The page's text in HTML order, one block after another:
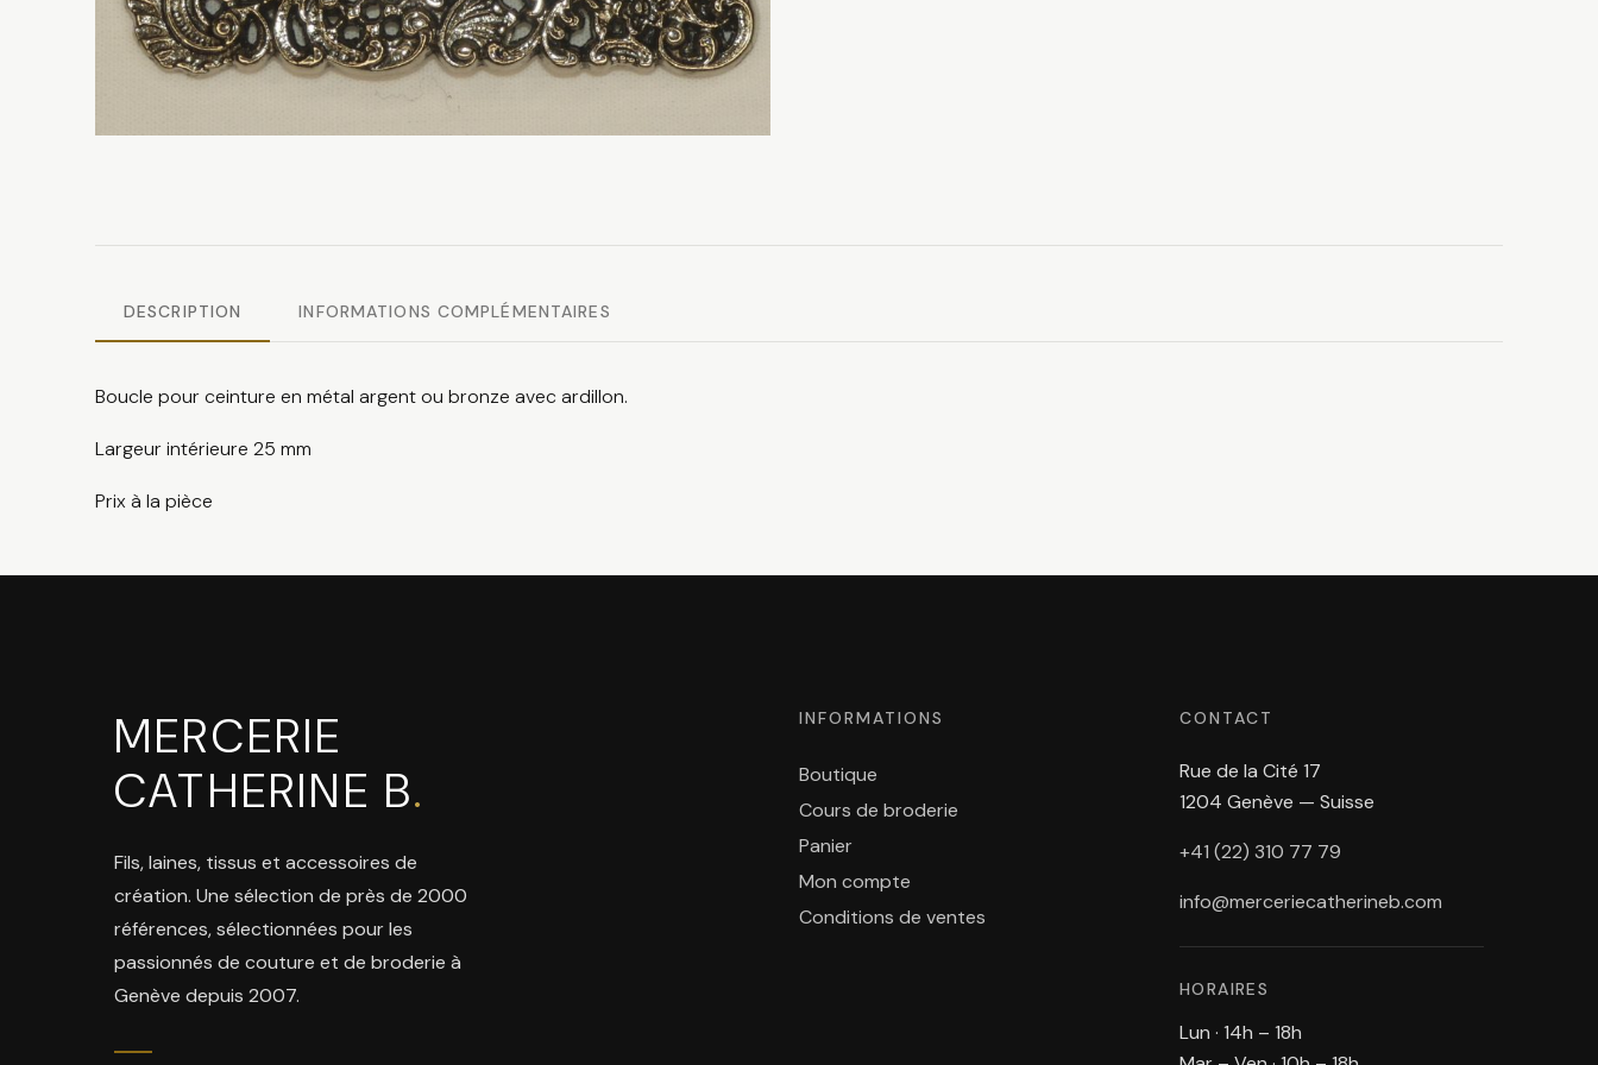
DESCRIPTION INFORMATIONS COMPLÉMENTAIRES
Boucle pour ceinture en métal argent ou bronze avec ardillon.
Largeur intérieure 25 mm
Prix à la pièce
MERCERIE
CATHERINE B.
Fils, laines, tissus et accessoires de
création. Une sélection de près de 2000
références, sélectionnées pour les
passionnés de couture et de broderie à
Genève depuis 2007.
INFORMATIONS
Boutique
Cours de broderie
Panier
Mon compte
Conditions de ventes
CONTACT
Rue de la Cité 17
1204 Genève — Suisse
+41 (22) 310 77 79
info@merceriecatherineb.com
HORAIRES
Lun · 14h – 18h